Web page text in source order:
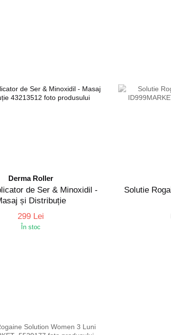
Derma Roller
de Ser & Minoxidil -
și Distribuție
299 Lei
În stoc
Solutie